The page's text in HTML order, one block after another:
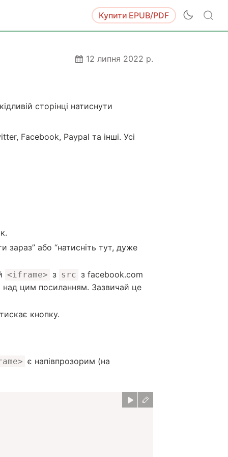
Купити EPUB/PDF
12 липня 2022 р.
сторінці натиснути
Facebook, Paypal та інші. Усі
зараз” або “натисніть тут, дуже
<iframe> з src з facebook.com
цим посиланням. Зазвичай це
кнопку.
є напівпрозорим (на